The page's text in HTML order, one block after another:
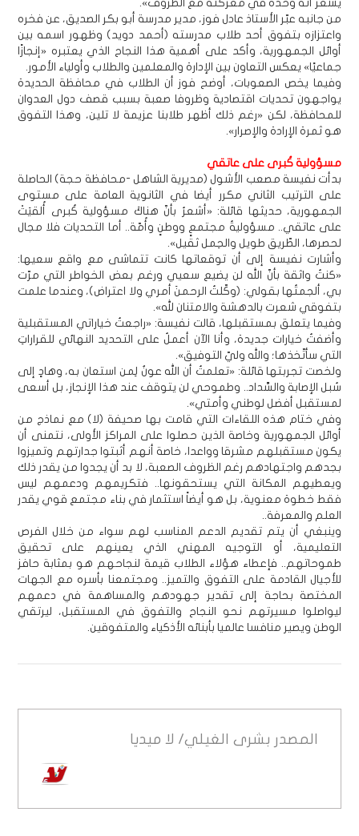
يشعر أنه وحده في معركته مع الظروف».
من جانبه عبّر الأستاذ عادل فوز، مدير مدرسة أبو بكر الصديق، عن فخره
واعتزازه بتفوق أحد طلاب مدرسته (أحمد دويد) وظهور اسمه بين
أوائل الجمهورية، وأكد على أهمية هذا النجاح الذي يعتبره «إنجازًا
جماعيًا» يعكس التعاون بين الإدارة والمعلمين والطلاب وأولياء الأمور.
وفيما يخص الصعوبات، أوضح فوز أن الطلاب في محافظة الحديدة
يواجهون تحديات اقتصادية وظروفا صعبة بسبب قصف دول العدوان
للمحافظة، لكن «رغم ذلك أظهر طلابنا عزيمة لا تلين، وهذا التفوق
هو ثمرة الإرادة والإصرار».
مسؤولية كُبرى على عاتقي
بدأت نفيسة مصعب الأشول (مديرية الشاهل -محافظة حجة) الحاصلة
على الترتيب الثاني مكرر أيضا في الثانوية العامة على مستوى
الجمهورية، حديثها قائلة: «أشعرُ بأنّ هناكَ مسؤولية كُبرى أُلقيَتْ
على عاتقي.. مسؤوليةُ مجتمعٍ ووطنٍ وأُمّة.. أما التحديات فلا مجال
لحصرها، الطّريق طويل والحِمل ثقيل».
وأشارت نفيسة إلى أن توقعاتها كانت تتماشى مع واقع سعيها:
«كنتُ واثقة بأنّ الله لن يضيع سعيي ورغم بعض الخواطر التي مرّت
بي، ألجمتُها بقولي: (وكّلتُ الرحمنَ أمري ولا اعتراض)، وعندما علمت
بتفوقي شعرت بالدهشة والامتنان لله».
وفيما يتعلق بمستقبلها، قالت نفيسة: «راجعتُ خياراتي المستقبلية
وأضفتُ خيارات جديدة، وأنا الآن أعملُ على التحديد النهائي للقراراتِ
التي سأتّخذها؛ والله وليّ التوفيق».
ولخصت تجربتها قائلة: «تعلمتُ أن الله عونٌ لِمن استعان به، وهادٍ إلى
سُبل الإصابة والسَّداد.. وطموحي لن يتوقف عند هذا الإنجاز، بل أسعى
لمستقبل أفضل لوطني وأمتي».
وفي ختام هذه اللقاءات التي قامت بها صحيفة (لا) مع نماذج من
أوائل الجمهورية وخاصة الذين حصلوا على المراكز الأولى، نتمنى أن
يكون مستقبلهم مشرقا وواعدا، خاصة أنهم أثبتوا جدارتهم وتميزوا
بجدهم واجتهادهم رغم الظروف الصعبة، لا بد أن يجدوا من يقدر ذلك
ويعطيهم المكانة التي يستحقونها.. فتكريمهم ودعمهم ليس
فقط خطوة معنوية، بل هو أيضاً استثمار في بناء مجتمع قوي يقدر
العلم والمعرفة..
وينبغي أن يتم تقديم الدعم المناسب لهم سواء من خلال الفرص
التعليمية، أو التوجيه المهني الذي يعينهم على تحقيق
طموحاتهم.. فإعطاء هؤلاء الطلاب قيمة لنجاحهم هو بمثابة حافز
للأجيال القادمة على التفوق والتميز.. ومجتمعنا بأسره مع الجهات
المختصة بحاجة إلى تقدير جهودهم والمساهمة في دعمهم
ليواصلوا مسيرتهم نحو النجاح والتفوق في المستقبل، ليرتقي
الوطن ويصير منافسا عالميا بأبنائه الأذكياء والمتفوقين.
المصدر بشرى الغيلي/ لا ميديا